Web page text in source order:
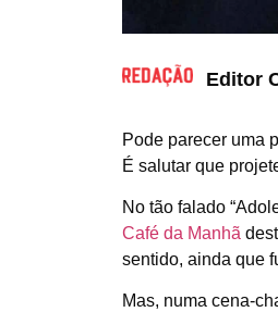
Editor
Pode parecer uma
É salutar que
No tão falado
Café da Manhã
sentido, ainda que
Mas, numa cena-